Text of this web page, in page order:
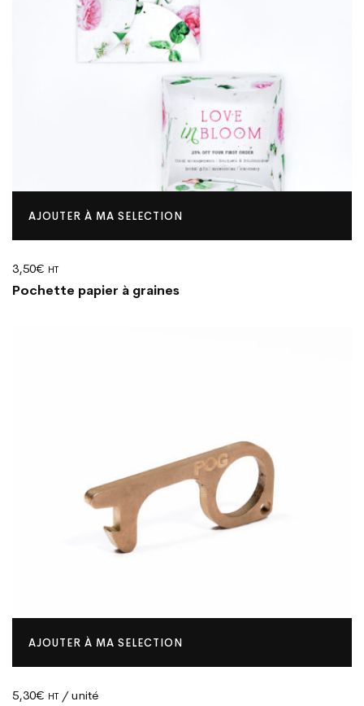
AJOUTER À MA SELECTION
3,50€ HT
Pochette papier à graines
AJOUTER À MA SELECTION
5,30€ HT / unité